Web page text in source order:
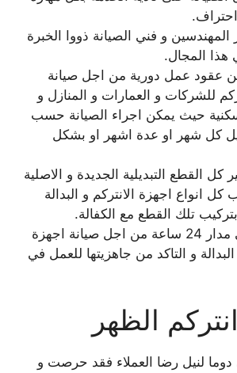
و فني الصيانة ذووا الخبرة
هذا المجال.
عقود عمل دورية من اجل صيانة
للشركات و العمارات و المنازل و
حيث يمكن اجراء الصيانة حسب
كل شهر او عدة اشهر او بشكل
كل القطع التبديلية الجديدة و الاصلية
كل انواع اجهزة الانتركم و البدالة
تلك القطع مع الكفالة.
نعمل على مدار 24 ساعة من اجل صيانة اجهزة
البدالة و التاكد من جاهزيتها للعمل في
الظهر
لنيل رضا العملاء فقد حرصت و